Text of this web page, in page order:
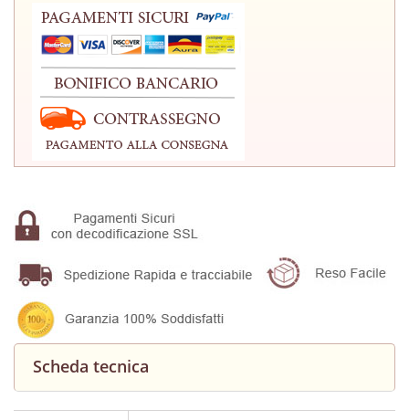
Scheda tecnica